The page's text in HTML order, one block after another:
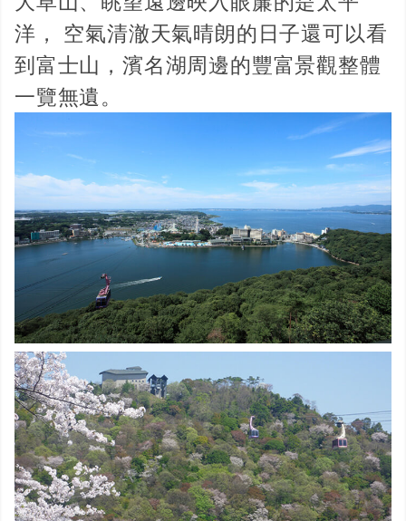
洋， 空氣清澈天氣晴朗的日子還可以看
到富士山，濱名湖周邊的豐富景觀整體
一覽無遺。